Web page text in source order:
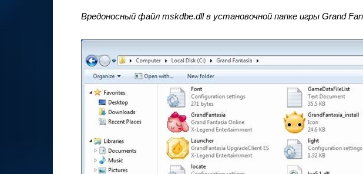
Вредоносный файл mskdbe.dll в установочной папке игры Grand